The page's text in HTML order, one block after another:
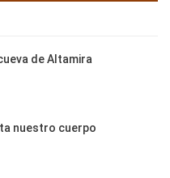
de Altamira
nuestro cuerpo